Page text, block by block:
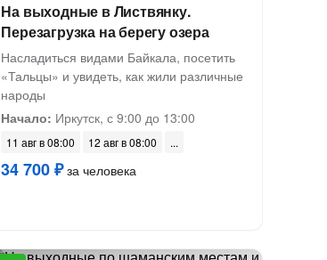
На выходные в Листвянку.
Перезагрузка на берегу озера
Насладиться видами Байкала, посетить
«Тальцы» и увидеть, как жили различные
народы
Начало: Иркутск, с 9:00 до 13:00
11 авг в 08:00 12 авг в 08:00
34 700 ₽за человека